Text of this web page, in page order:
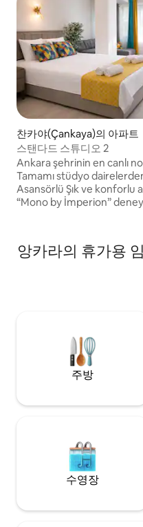
찬카야(Çankaya)의 아파트
스탠다드 스튜디오 2
Ankara şehrinin en canlı
Tamamı stüdyo
Asansörlü Şık ve konforlu
“Mono by İmperion”
Bankacılık Düzenleme
Kurumu ve çok sayıda
Liv, Bayındır, Madalyon,
앙카라의 휴가용
주방
수영장